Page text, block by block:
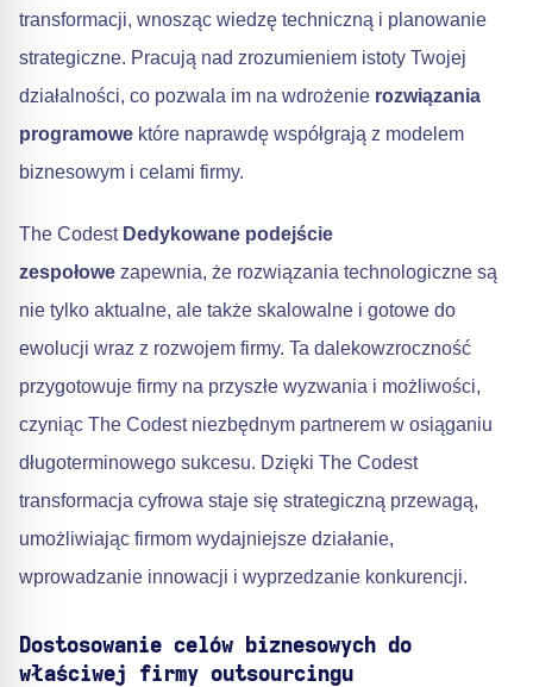
transformacji, wnosząc wiedzę techniczną i planowanie
strategiczne. Pracują nad zrozumieniem istoty Twojej
działalności, co pozwala im na wdrożenie rozwiązania
programowe które naprawdę współgrają z modelem
biznesowym i celami firmy.
The Codest Dedykowane podejście
zespołowe zapewnia, że rozwiązania technologiczne są
nie tylko aktualne, ale także skalowalne i gotowe do
ewolucji wraz z rozwojem firmy. Ta dalekowzroczność
przygotowuje firmy na przyszłe wyzwania i możliwości,
czyniąc The Codest niezbędnym partnerem w osiąganiu
długoterminowego sukcesu. Dzięki The Codest
transformacja cyfrowa staje się strategiczną przewagą,
umożliwiając firmom wydajniejsze działanie,
wprowadzanie innowacji i wyprzedzanie konkurencji.
Dostosowanie celów biznesowych do
właściwej firmy outsourcingu